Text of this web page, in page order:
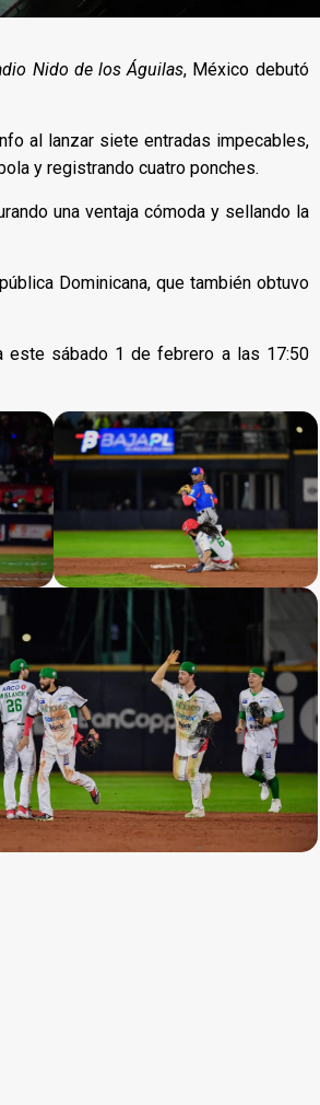
Nido de los Águilas, México debutó
al lanzar siete entradas impecables,
y registrando cuatro ponches.
una ventaja cómoda y sellando la
Dominicana, que también obtuvo
este sábado 1 de febrero a las 17:50